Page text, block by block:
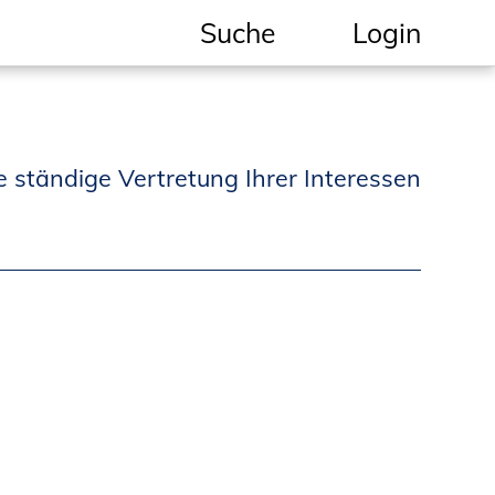
Suche
Informationen für
Login
ständige Vertretung Ihrer Interessen